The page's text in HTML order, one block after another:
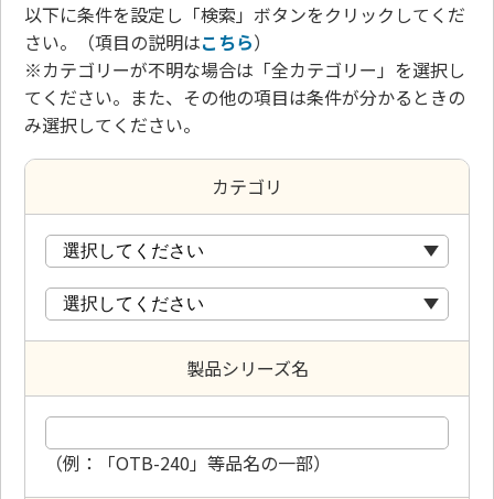
以下に条件を設定し「検索」ボタンをクリックしてくだ
さい。（項目の説明はこちら）
※カテゴリーが不明な場合は「全カテゴリー」を選択し
てください。また、その他の項目は条件が分かるときの
み選択してください。
カテゴリ
製品シリーズ名
（例：「OTB-240」等品名の一部）